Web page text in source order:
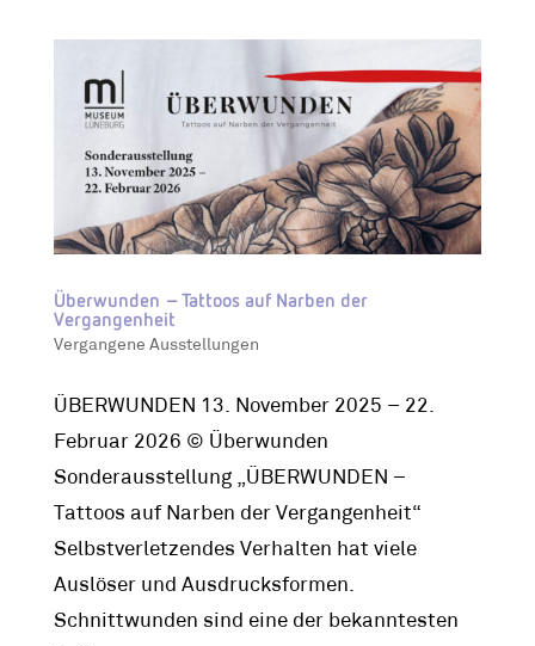
Überwunden – Tattoos auf Narben der
Vergangenheit
Vergangene Ausstellungen
ÜBERWUNDEN 13. November 2025 – 22.
Februar 2026 © Überwunden
Sonderausstellung „ÜBERWUNDEN –
Tattoos auf Narben der Vergangenheit“
Selbstverletzendes Verhalten hat viele
Auslöser und Ausdrucksformen.
Schnittwunden sind eine der bekanntesten